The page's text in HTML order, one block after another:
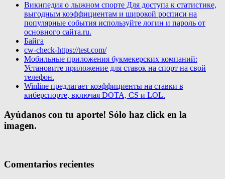
Википедия о лыжном спорте Для доступа к статистике,
выгодным коэффициентам и широкой росписи на
популярные события используйте логин и пароль от
основного сайта.ru.
Байга
cw-check-https://test.com/
Мобильные приложения букмекерских компаний:
Установите приложение для ставок на спорт на свой
телефон.
Winline предлагает коэффициенты на ставки в
киберспорте, включая DOTA, CS и LOL.
Ayúdanos con tu aporte! Sólo haz click en la
imagen.
Comentarios recientes